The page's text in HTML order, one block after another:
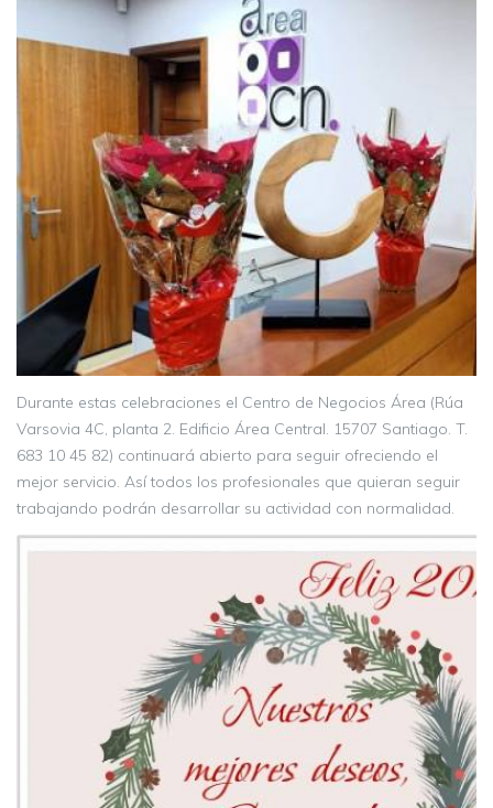
Durante estas celebraciones el Centro de Negocios Área (Rúa
Varsovia 4C, planta 2. Edificio Área Central. 15707 Santiago. T.
683 10 45 82) continuará abierto para seguir ofreciendo el
mejor servicio. Así todos los profesionales que quieran seguir
trabajando podrán desarrollar su actividad con normalidad.